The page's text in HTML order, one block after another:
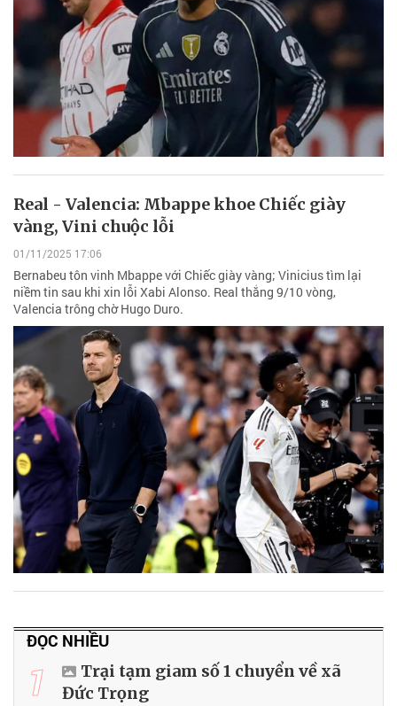
Real - Valencia: Mbappe khoe Chiếc giày
vàng, Vini chuộc lỗi
01/11/2025 17:06
Bernabeu tôn vinh Mbappe với Chiếc giày vàng; Vinicius tìm lại
niềm tin sau khi xin lỗi Xabi Alonso. Real thắng 9/10 vòng,
Valencia trông chờ Hugo Duro.
ĐỌC NHIỀU
1
Trại tạm giam số 1 chuyển về xã
Đức Trọng